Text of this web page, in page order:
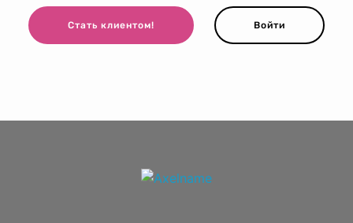
Стать клиентом! Войти